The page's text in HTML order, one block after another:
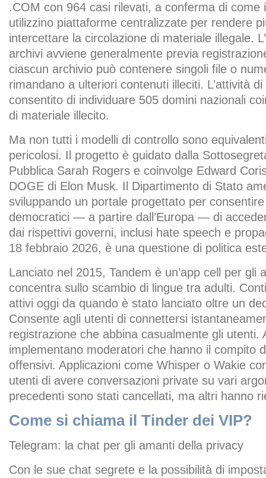
.COM con 964 casi rilevati, a conferma di come
utilizzino piattaforme centralizzate per rendere
intercettare la circolazione di materiale illegale.
archivi avviene generalmente previa
ciascun archivio può contenere singoli file o
rimandano a ulteriori contenuti illeciti. L’attività
consentito di individuare 505 domini nazionali
di materiale illecito.
Ma non tutti i modelli di controllo sono
pericolosi. Il progetto è guidato dalla
Pubblica Sarah Rogers e coinvolge Edward
DOGE di Elon Musk. Il Dipartimento di Stato
sviluppando un portale progettato per
democratici — a partire dall’Europa — di
dai rispettivi governi, inclusi hate speech e
18 febbraio 2026, è una questione di politica
Lanciato nel 2015, Tandem è un’app cell per gli
concentra sullo scambio di lingue tra adulti.
attivi oggi da quando è stato lanciato oltre un
Consente agli utenti di connettersi
registrazione che abbina casualmente gli utenti.
implementano moderatori che hanno il compito
offensivi. Applicazioni come Whisper o Wakie
utenti di avere conversazioni private su vari
precedenti sono stati cancellati, ma altri hanno
Come si chiama il Tinder dei VIP?
Telegram: la chat per gli amanti della privacy
Con le sue chat segrete e la possibilità di